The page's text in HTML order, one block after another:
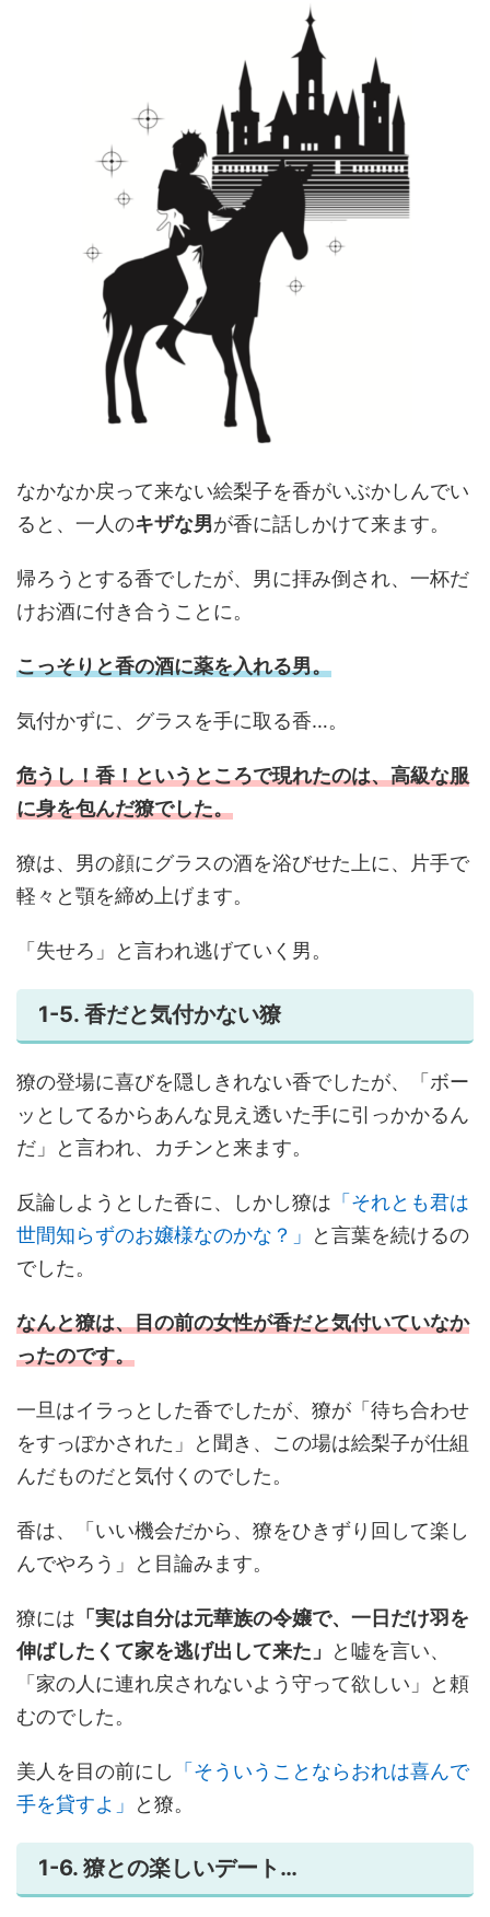
なかなか戻って来ない絵梨子を香がいぶかしんでい
ると、一人のキザな男が香に話しかけて来ます。
帰ろうとする香でしたが、男に拝み倒され、一杯だ
けお酒に付き合うことに。
こっそりと香の酒に薬を入れる男。
気付かずに、グラスを手に取る香…。
危うし！香！というところで現れたのは、高級な服
に身を包んだ獠でした。
獠は、男の顔にグラスの酒を浴びせた上に、片手で
軽々と顎を締め上げます。
「失せろ」と言われ逃げていく男。
1-5. 香だと気付かない獠
獠の登場に喜びを隠しきれない香でしたが、「ボー
ッとしてるからあんな見え透いた手に引っかかるん
だ」と言われ、カチンと来ます。
反論しようとした香に、しかし獠は 「それとも君は
世間知らずのお嬢様なのかな？」
と言葉を続けるの
でした。
なんと獠は、目の前の女性が香だと気付いていなか
ったのです。
一旦はイラっとした香でしたが、獠が「待ち合わせ
をすっぽかされた」と聞き、この場は絵梨子が仕組
んだものだと気付くのでした。
香は、「いい機会だから、獠をひきずり回して楽し
んでやろう」と目論みます。
獠には 「実は自分は元華族の令嬢で、一日だけ羽を
伸ばしたくて家を逃げ出して来た」
と嘘を言い、
「家の人に連れ戻されないよう守って欲しい」と頼
むのでした。
美人を目の前にし
「そういうことならおれは喜んで
手を貸すよ」
と獠。
1-6. 獠との楽しいデート…